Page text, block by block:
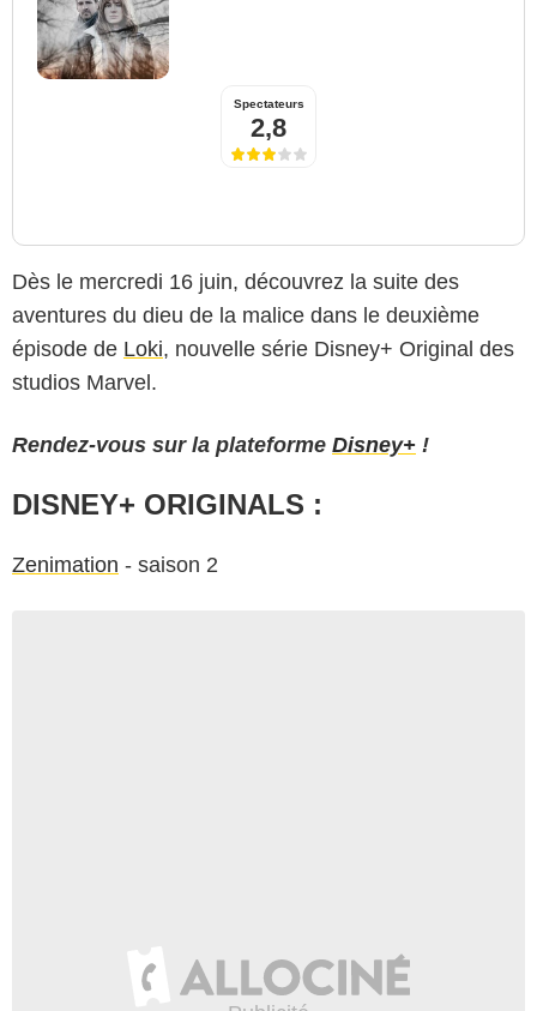
Spectateurs
2,8
Dès le mercredi 16 juin, découvrez la suite des
aventures du dieu de la malice dans le deuxième
épisode de Loki, nouvelle série Disney+ Original des
studios Marvel.
Rendez-vous sur la plateforme Disney+ !
DISNEY+ ORIGINALS :
Zenimation - saison 2